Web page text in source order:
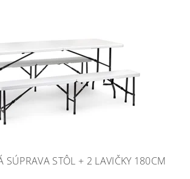
SÚPRAVA STÔL + 2 LAVIČKY 180CM